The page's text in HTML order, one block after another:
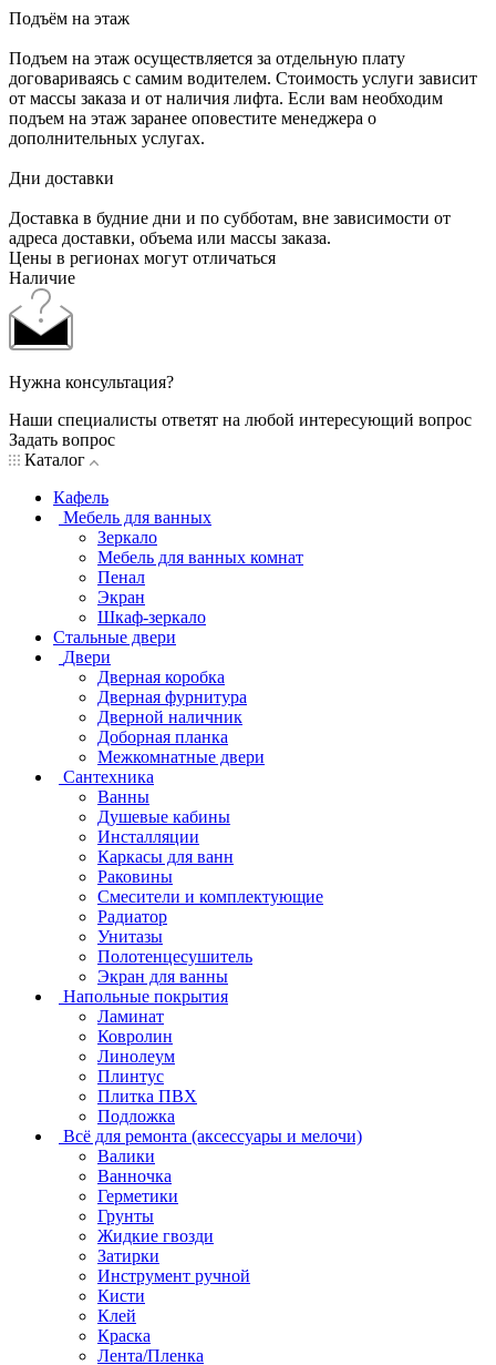
Подъём на этаж
Подъем на этаж осуществляется за отдельную плату
договариваясь с самим водителем. Стоимость услуги зависит
от массы заказа и от наличия лифта. Если вам необходим
подъем на этаж заранее оповестите менеджера о
дополнительных услугах.
Дни доставки
Доставка в будние дни и по субботам, вне зависимости от
адреса доставки, объема или массы заказа.
Цены в регионах могут отличаться
Наличие
Нужна консультация?
Наши специалисты ответят на любой интересующий вопрос
Задать вопрос
Каталог
Кафель
Мебель для ванных
Зеркало
Мебель для ванных комнат
Пенал
Экран
Шкаф-зеркало
Стальные двери
Двери
Дверная коробка
Дверная фурнитура
Дверной наличник
Доборная планка
Межкомнатные двери
Сантехника
Ванны
Душевые кабины
Инсталляции
Каркасы для ванн
Раковины
Смесители и комплектующие
Радиатор
Унитазы
Полотенцесушитель
Экран для ванны
Напольные покрытия
Ламинат
Ковролин
Линолеум
Плинтус
Плитка ПВХ
Подложка
Всё для ремонта (аксессуары и мелочи)
Валики
Ванночка
Герметики
Грунты
Жидкие гвозди
Затирки
Инструмент ручной
Кисти
Клей
Краска
Лента/Пленка